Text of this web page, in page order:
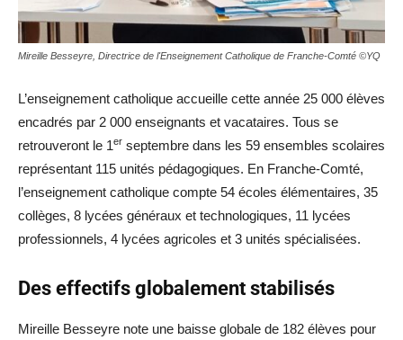
Mireille Besseyre, Directrice de l'Enseignement Catholique de Franche-Comté ©YQ
L’enseignement catholique accueille cette année 25 000 élèves
encadrés par 2 000 enseignants et vacataires. Tous se
retrouveront le 1er septembre dans les 59 ensembles scolaires
représentant 115 unités pédagogiques. En Franche-Comté,
l’enseignement catholique compte 54 écoles élémentaires, 35
collèges, 8 lycées généraux et technologiques, 11 lycées
professionnels, 4 lycées agricoles et 3 unités spécialisées.
Des effectifs globalement stabilisés
Mireille Besseyre note une baisse globale de 182 élèves pour